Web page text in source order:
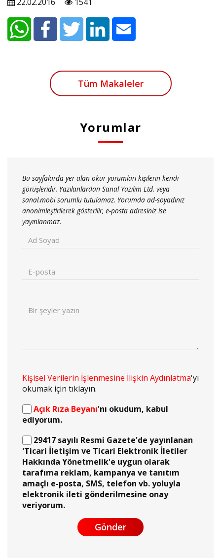
Tüm Makaleler
Yorumlar
Bu sayfalarda yer alan okur yorumları kişilerin kendi
görüşleridir. Yazılanlardan Sanal Yazılım Ltd. veya
sanal.mobi sorumlu tutulamaz. Yorumda ad-soyadınız
anonimleştirilerek gösterilir, e-posta adresiniz ise
yayınlanmaz.
Kişisel Verilerin İşlenmesine İlişkin Aydınlatma'yı
okumak için tıklayın.
Açık Rıza Beyanı'nı okudum, kabul
ediyorum.
29417 sayılı Resmi Gazete'de yayınlanan
'Ticari İletişim ve Ticari Elektronik İletiler
Hakkında Yönetmelik'e uygun olarak
tarafıma reklam, kampanya ve tanıtım
amaçlı e-posta, SMS, telefon vb. yoluyla
elektronik ileti gönderilmesine onay
veriyorum.
Gönder